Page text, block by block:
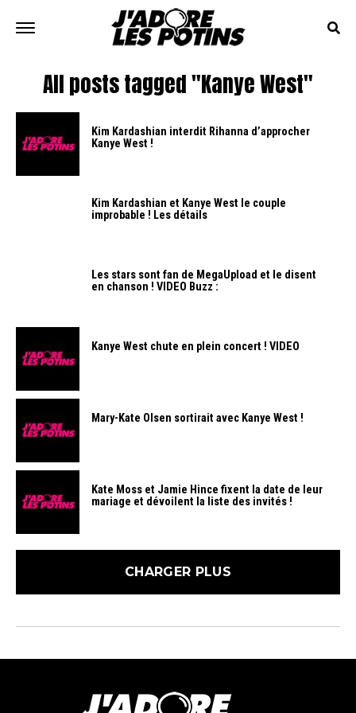
All posts tagged "Kanye West"
Kim Kardashian interdit Rihanna d’approcher
Kanye West !
Kim Kardashian et Kanye West le couple
improbable ! Les détails
Les stars sont fan de MegaUpload et le disent
en chanson ! VIDEO Buzz :
Kanye West chute en plein concert ! VIDEO
Mary-Kate Olsen sortirait avec Kanye West !
Kate Moss et Jamie Hince fixent la date de leur
mariage et dévoilent la liste des invités !
CHARGER PLUS